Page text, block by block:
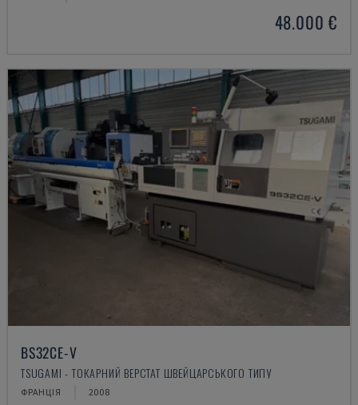
48.000 €
BS32CE-V
TSUGAMI - ТОКАРНИЙ ВЕРСТАТ ШВЕЙЦАРСЬКОГО ТИПУ
ФРАНЦІЯ 2008